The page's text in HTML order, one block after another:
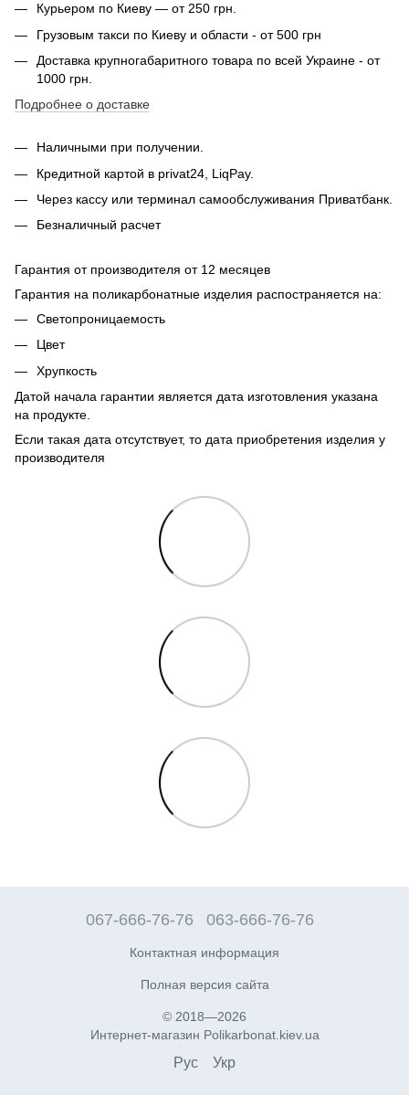
Курьером по Киеву — от 250 грн.
Грузовым такси по Киеву и области - от 500 грн
Доставка крупногабаритного товара по всей Украине - от
1000 грн.
Подробнее о доставке
Наличными при получении.
Кредитной картой в privat24, LiqPay.
Через кассу или терминал самообслуживания Приватбанк.
Безналичный расчет
Гарантия от производителя от 12 месяцев
Гарантия на поликарбонатные изделия распостраняется на:
Светопроницаемость
Цвет
Хрупкость
Датой начала гарантии является дата изготовления указана
на продукте.
Если такая дата отсутствует, то дата приобретения изделия у
производителя
067-666-76-76 063-666-76-76
Контактная информация
Полная версия сайта
© 2018—2026
Интернет-магазин Polikarbonat.kiev.ua
Рус Укр